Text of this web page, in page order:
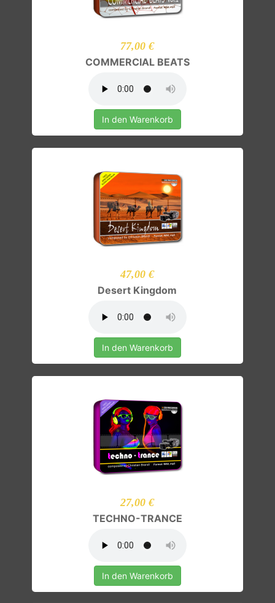
77,00 €
COMMERCIAL BEATS
In den Warenkorb
47,00 €
Desert Kingdom
In den Warenkorb
27,00 €
TECHNO-TRANCE
In den Warenkorb